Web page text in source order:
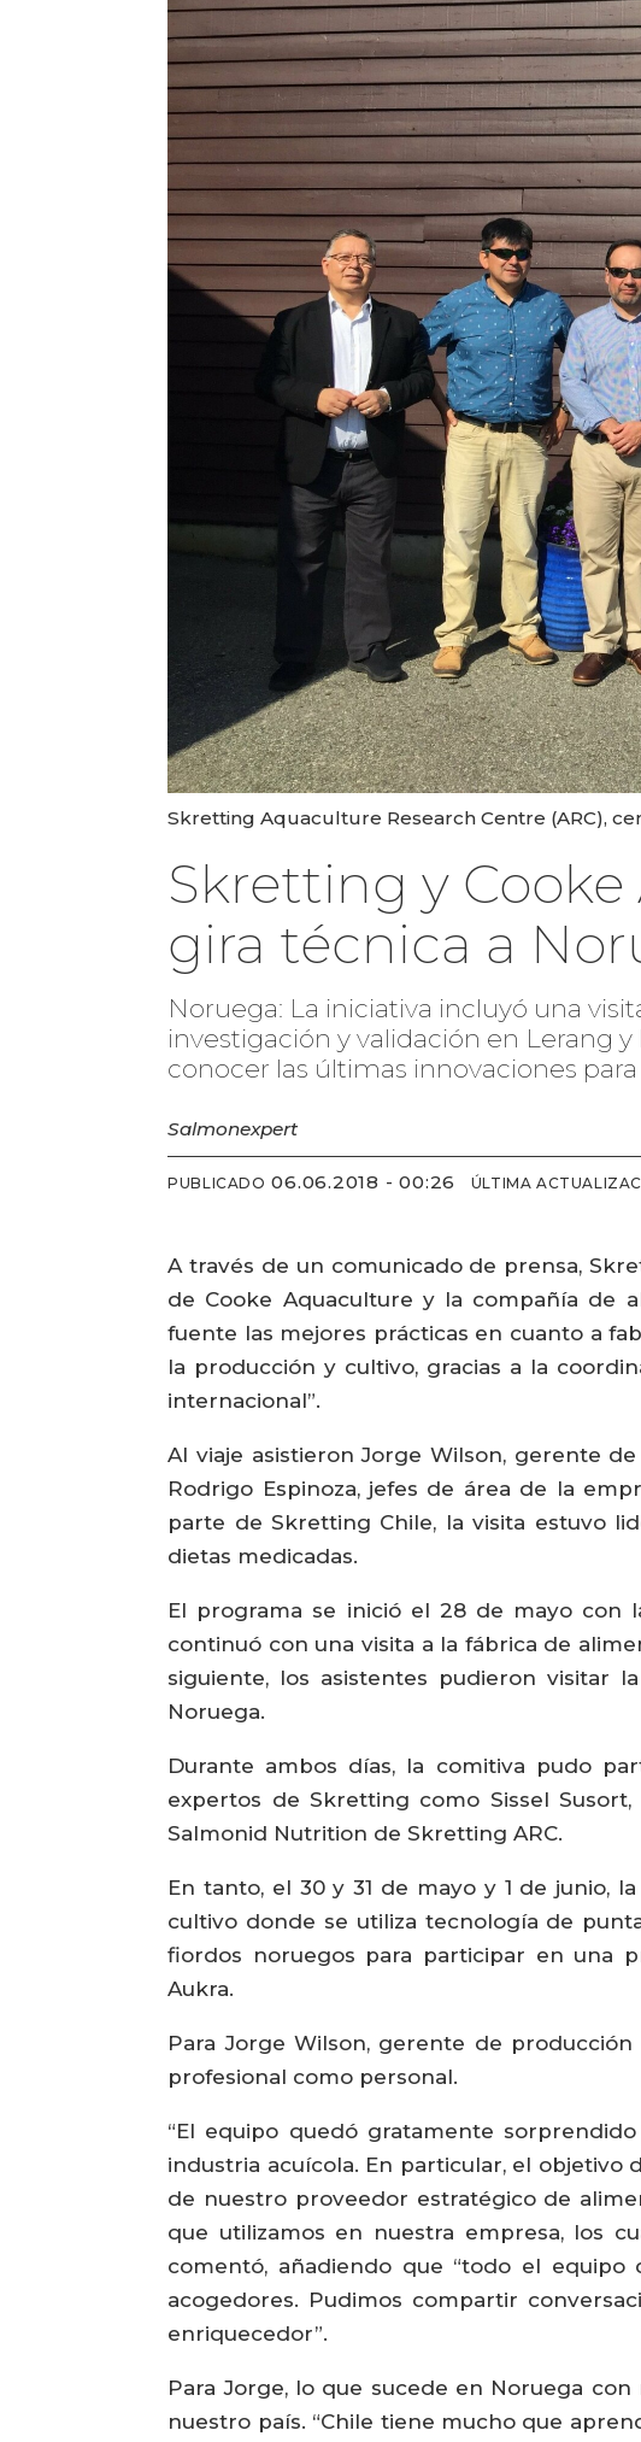
Skretting Aquaculture Research Centre (ARC),
Skretting y
gira técnica a
Noruega: La iniciativa incluyó una
investigación y validación en Lerang
conocer las últimas innovaciones
Salmonexpert
PUBLICADO 06.06.2018 - 00:26 ÚLTIMA
A través de un comunicado de prensa,
de Cooke Aquaculture y la compañía de
fuente las mejores prácticas en cuanto a
la producción y cultivo, gracias a la
internacional”.
Al viaje asistieron Jorge Wilson, gerente
Rodrigo Espinoza, jefes de área de la
parte de Skretting Chile, la visita estuvo
dietas medicadas.
El programa se inició el 28 de mayo con
continuó con una visita a la fábrica de
siguiente, los asistentes pudieron visitar
Noruega.
Durante ambos días, la comitiva pudo
expertos de Skretting como Sissel
Salmonid Nutrition de Skretting ARC.
En tanto, el 30 y 31 de mayo y 1 de junio,
cultivo donde se utiliza tecnología de
fiordos noruegos para participar en una
Aukra.
Para Jorge Wilson, gerente de
profesional como personal.
“El equipo quedó gratamente
industria acuícola. En particular, el
de nuestro proveedor estratégico de
que utilizamos en nuestra empresa, los
comentó, añadiendo que “todo el
acogedores. Pudimos compartir
enriquecedor”.
Para Jorge, lo que sucede en Noruega
nuestro país. “Chile tiene mucho que